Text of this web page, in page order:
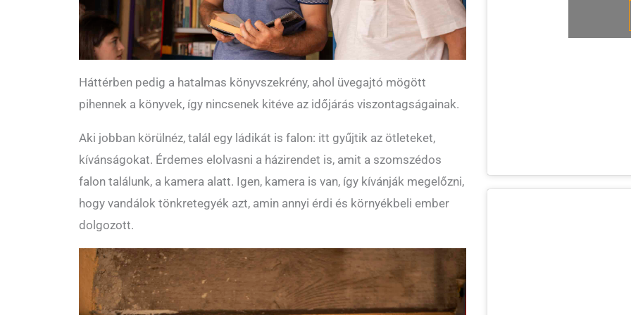
Háttérben pedig a hatalmas könyvszekrény, ahol üvegajtó mögött
pihennek a könyvek, így nincsenek kitéve az időjárás viszontagságainak.
Aki jobban körülnéz, talál egy ládikát is falon: itt gyűjtik az ötleteket,
kívánságokat. Érdemes elolvasni a házirendet is, amit a szomszédos
falon találunk, a kamera alatt. Igen, kamera is van, így kívánják megelőzni,
hogy vandálok tönkretegyék azt, amin annyi érdi és környékbeli ember
dolgozott.